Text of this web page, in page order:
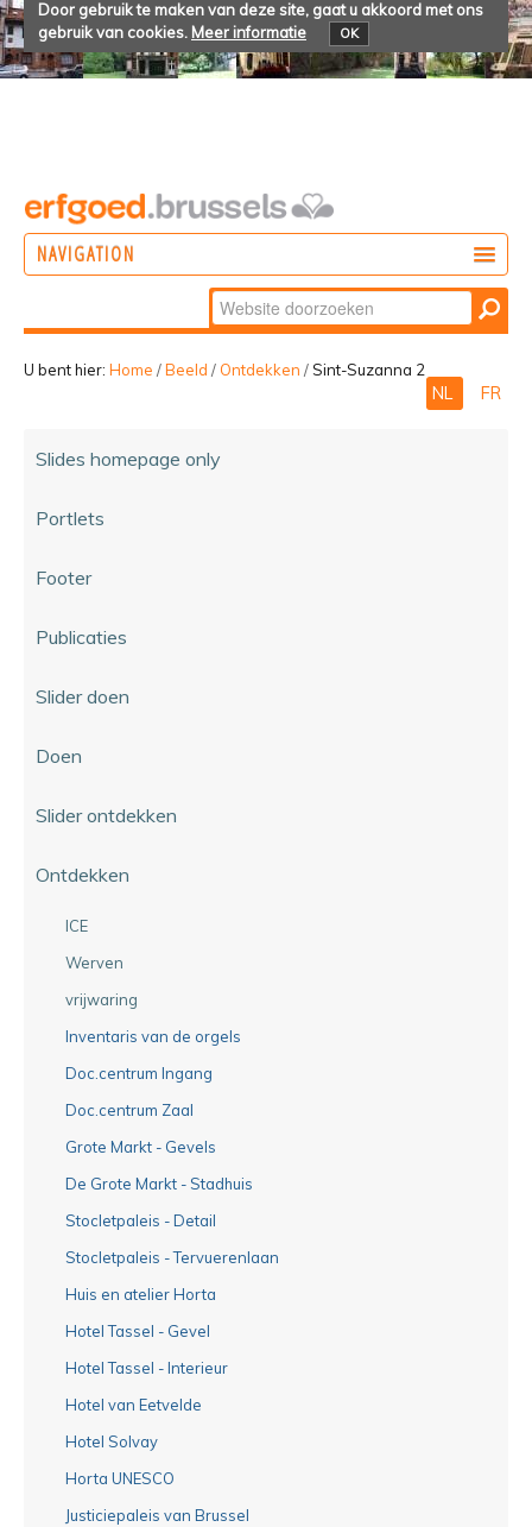
Door gebruik te maken van deze site, gaat u akkoord met ons
gebruik van cookies. Meer informatie OK
NAVIGATION
Zoek
Geavanceerd
zoeken...
U bent hier: Home /Beeld / Ontdekken /Sint-Suzanna 2
NL FR
Slides homepage only
Portlets
Footer
Publicaties
Slider doen
Doen
Slider ontdekken
Ontdekken
ICE
Werven
vrijwaring
Inventaris van de orgels
Doc.centrum Ingang
Doc.centrum Zaal
Grote Markt - Gevels
De Grote Markt - Stadhuis
Stocletpaleis - Detail
Stocletpaleis - Tervuerenlaan
Huis en atelier Horta
Hotel Tassel - Gevel
Hotel Tassel - Interieur
Hotel van Eetvelde
Hotel Solvay
Horta UNESCO
Justiciepaleis van Brussel